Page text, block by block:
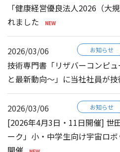
「健康経営優良法人2026（大
れました
2026/03/06 お知らせ
技術専門書「リザバーコンピ
と最新動向～」に当社社員が
2026/03/06 お知らせ
[2026年4月3日・11日開催] 世
ーク」小・中学生向け宇宙ロ